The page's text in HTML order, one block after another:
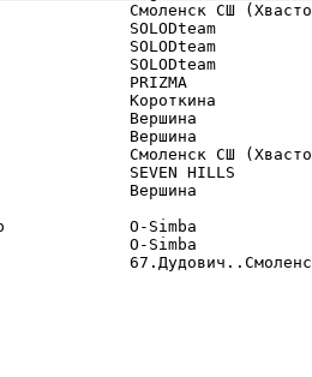
Смоленск СШ
SOLODteam
SOLODteam
SOLODteam
PRIZMA
Короткина
Вершина
Вершина
Смоленск СШ
SEVEN HILLS
Вершина
O-
O-